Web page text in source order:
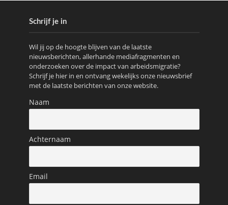
Schrijf je in
Wil jij op de hoogte blijven van de laatste
nieuwsberichten, allerhande mediafragmenten en
onderzoeken over de impact van arbeidsmigratie?
Schrijf je hier in en ontvang wekelijks onze nieuwsbrief
met de laatste berichten van onze website.
Naam
Achternaam
Email